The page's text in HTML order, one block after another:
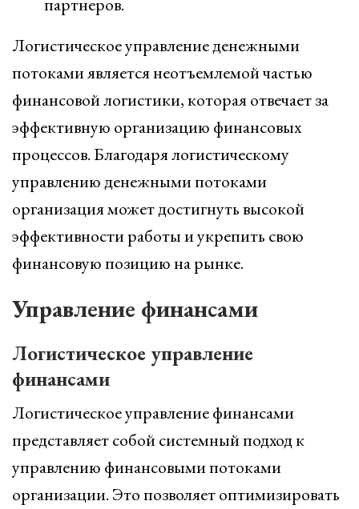
Логистическое управление денежными
потоками является неотъемлемой частью
финансовой логистики, которая отвечает за
эффективную организацию финансовых
процессов. Благодаря логистическому
управлению денежными потоками
организация может достигнуть высокой
эффективности работы и укрепить свою
финансовую позицию на рынке.
Управление финансами
Логистическое управление
финансами
Логистическое управление финансами
представляет собой системный подход к
управлению финансовыми потоками
организации. Это позволяет оптимизировать